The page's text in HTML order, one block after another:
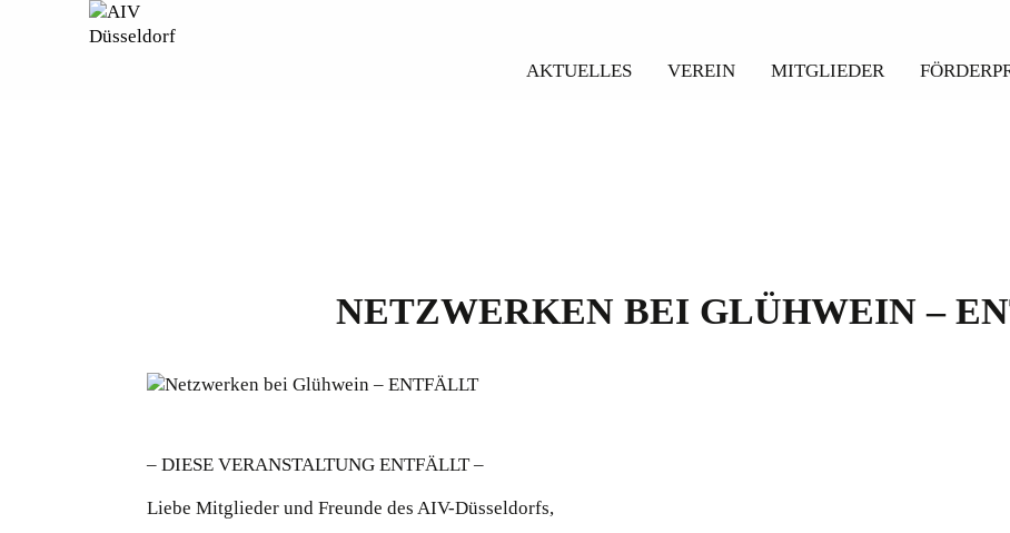
AKTUELLES VEREIN MITGLIEDER
NETZWERKEN BEI GLÜHWEIN –
– DIESE VERANSTALTUNG ENTFÄLLT –
Liebe Mitglieder und Freunde des AIV-Düsseldorfs,